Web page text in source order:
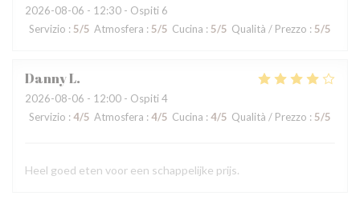
2026-08-06 - 12:30 - Ospiti 6
Servizio : 5/5 Atmosfera : 5/5 Cucina : 5/5 Qualità / Prezzo : 5/5
DannyL
2026-08-06 - 12:00 - Ospiti 4
Servizio : 4/5 Atmosfera : 4/5 Cucina : 4/5 Qualità / Prezzo : 5/5
Heel goed eten voor een schappelijke prijs.